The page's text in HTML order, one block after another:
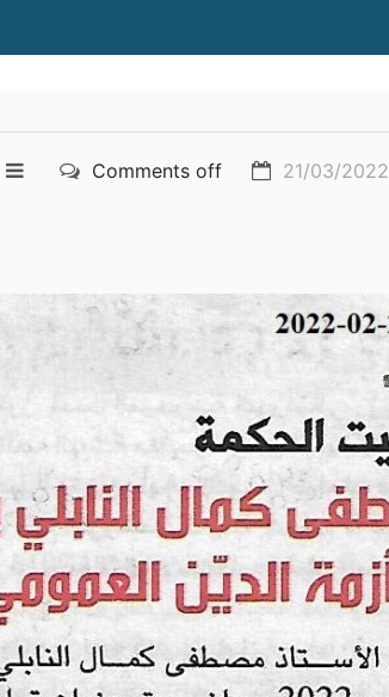
21/03/2022
Comments off